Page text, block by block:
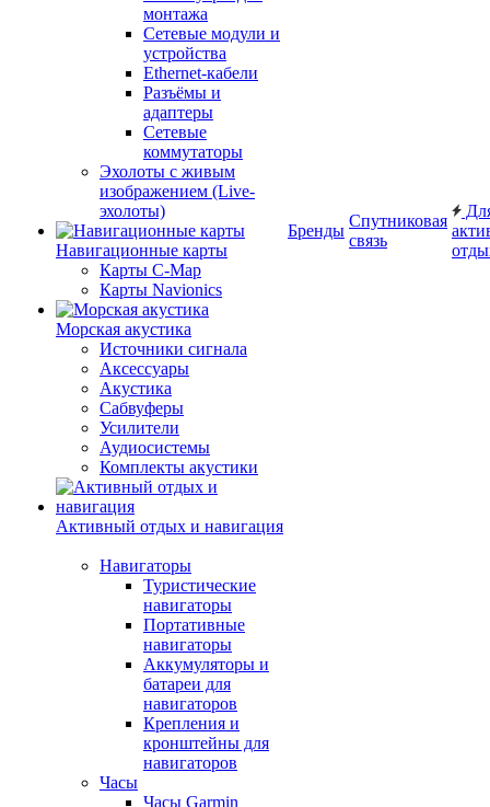
монтажа
Сетевые модули и
устройства
Ethernet-кабели
Разъёмы и
адаптеры
Сетевые
коммутаторы
Эхолоты с живым
изображением (Live-
эхолоты)
Навигационные карты
Карты C-Map
Карты Navionics
Морская акустика
Источники сигнала
Аксессуары
Акустика
Сабвуферы
Усилители
Аудиосистемы
Комплекты акустики
Активный отдых и навигация
Навигаторы
Туристические
навигаторы
Портативные
навигаторы
Аккумуляторы и
батареи для
навигаторов
Крепления и
кронштейны для
навигаторов
Часы
Часы Garmin
Бренды
Спутниковая
связь